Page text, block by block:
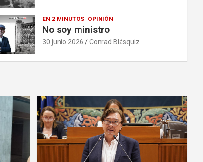
EN 2 MINUTOS OPINIÓN
No soy ministro
30 junio 2026 Conrad Blásquiz